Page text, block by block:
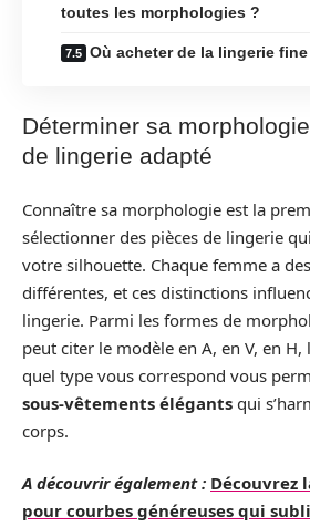
toutes les morphologies ?
Où acheter de la lingerie
Déterminer sa
de lingerie adapté
Connaître sa morphologie est la
sélectionner des pièces de lingerie
votre silhouette. Chaque femme a
différentes, et ces distinctions
lingerie. Parmi les formes de
peut citer le modèle en A, en V, en H,
quel type vous correspond vous
sous-vêtements élégants qui
corps.
A découvrir également : Découvrez
pour courbes généreuses qui